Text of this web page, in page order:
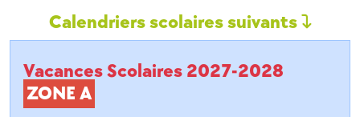
Calendriers scolaires suivants
Vacances Scolaires 2027-2028
ZONE A